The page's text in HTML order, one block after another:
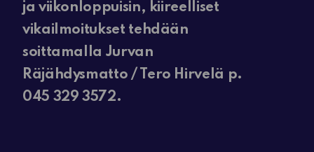
ja viikonloppuisin, kiireelliset
vikailmoitukset tehdään
soittamalla Jurvan
Räjähdysmatto / Tero Hirvelä p.
045 329 3572.